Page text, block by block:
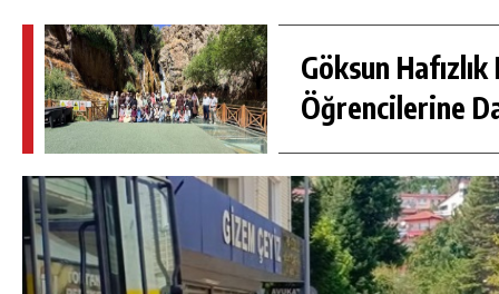
Göksun Hafızlık
Öğrencilerine